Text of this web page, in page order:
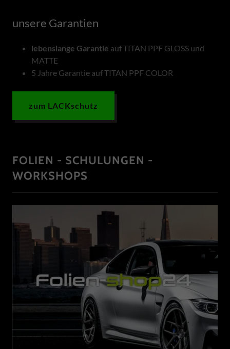
unsere Garantien
lebenslange Garantie auf TITAN PPF GLOSS und
MATTE
5 Jahre Garantie auf TITAN PPF COLOR
zum LACKschutz
FOLIEN - SCHULUNGEN -
WORKSHOPS